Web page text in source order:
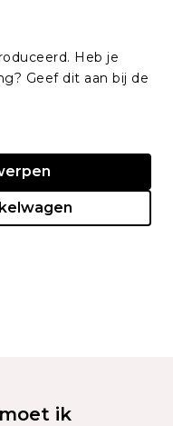
Heb je
Geef dit aan bij de
ik